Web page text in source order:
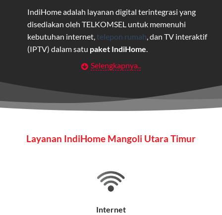
IndiHome adalah layanan digital terintegrasi yang
disediakan oleh TELKOMSEL untuk memenuhi
kebutuhan internet, telepon rumah , dan TV interaktif
(IPTV) dalam satu paket IndiHome
Layanan Wifi Indihome ini dirancang untuk
maupun individu yang membutuhkan konektivitas dan
hiburan berkualitas tinggi.
pengguna rumah dan bisnis.
stabil, dan memiliki berbagai pilihan paket IndiHome
Selengkapnya..
Layanan IndiHome Mangoli Utara Timur
Internet